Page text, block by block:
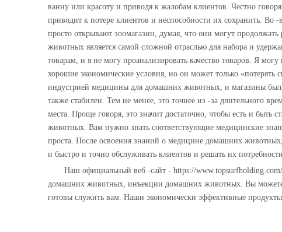
ванну или красоту и приводя к жалобам клиентов. Честно
приводит к потере клиентов и неспособности их сохранить.
просто открывают зоомагазин, думая, что они могут
животных является самой сложной отраслью для набора и
товарам, и я не могу проанализировать качество товаров. Я
хорошие экономические условия, но он может только «потерять
индустрией медицины для домашних животных, и магазины
также стабилен. Тем не менее, это точнее из -за длительного
места. Проще говоря, это значит достаточно, чтобы есть и
животных. Вам нужно знать соответствующие медицинские
проста. После освоения знаний о медицине домашних
и быстро и точно обслуживать клиентов и решать их
Наш официальный веб -сайт - https://
домашних животных, инъекции домашних животных. Вы
готовы служить вам. Наши экономически эффективные